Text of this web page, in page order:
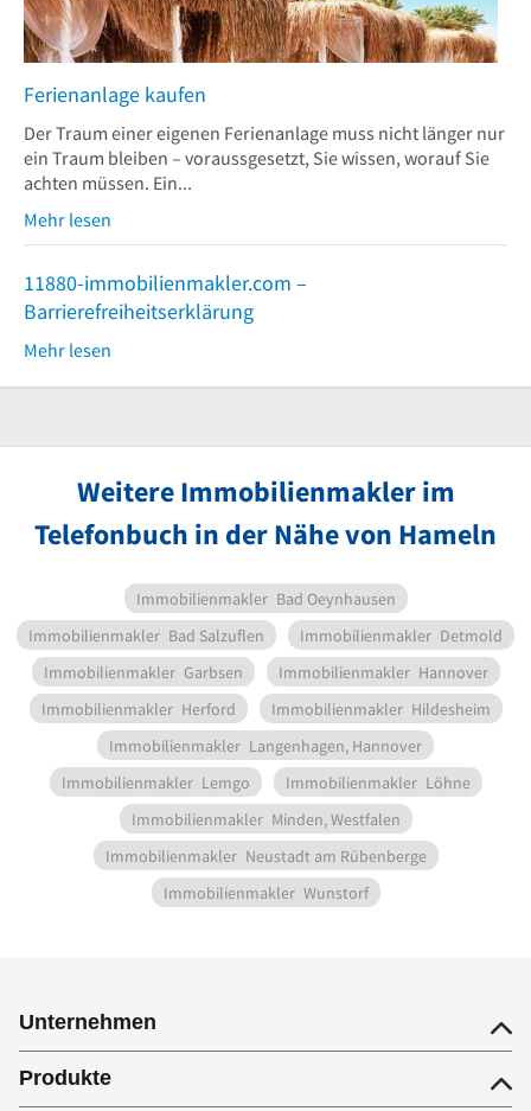
Ferienanlage kaufen
Der Traum einer eigenen Ferienanlage muss nicht länger nur
ein Traum bleiben – voraussgesetzt, Sie wissen, worauf Sie
achten müssen. Ein...
Mehr lesen
11880-immobilienmakler.com –
Barrierefreiheitserklärung
Mehr lesen
Weitere Immobilienmakler im
Telefonbuch in der Nähe von Hameln
Immobilienmakler Bad Oeynhausen
Immobilienmakler Bad Salzuflen Immobilienmakler Detmold
Immobilienmakler Garbsen Immobilienmakler Hannover
Immobilienmakler Herford Immobilienmakler Hildesheim
Immobilienmakler Langenhagen, Hannover
Immobilienmakler Lemgo Immobilienmakler Löhne
Immobilienmakler Minden, Westfalen
Immobilienmakler Neustadt am Rübenberge
Immobilienmakler Wunstorf
Unternehmen
Produkte